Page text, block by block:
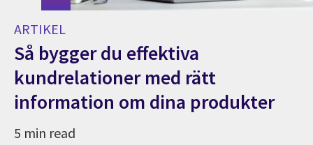
ARTIKEL
Så bygger du effektiva
kundrelationer med rätt
information om dina produkter
5 min read